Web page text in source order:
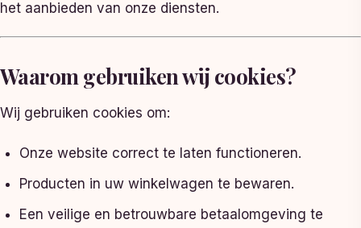
het aanbieden van onze diensten.
Waarom gebruiken wij cookies?
Wij gebruiken cookies om:
Onze website correct te laten functioneren.
Producten in uw winkelwagen te bewaren.
Een veilige en betrouwbare betaalomgeving te